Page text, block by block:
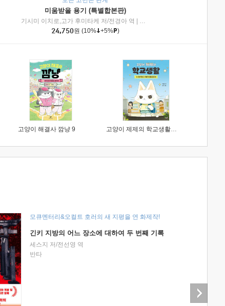
| 제이브리즈북스
미움받을 용기 (특별합본판)
기시미 이치로,고가 후미타케 저/전경아 역
인플루엔셜
24,750원 (10% +5% )
고양이 해결사 깜냥 9 고양이 제제의 학교생활 1 : 초등학생이 이렇게 힘들 줄이야
모큐멘터리&오컬트 호러의 새 지평을 연 화제작!
긴키 지방의 어느 장소에 대하여 두 번째 기록
세스지 저/전선영 역
반타